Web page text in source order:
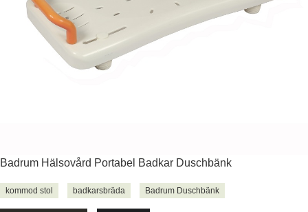
Badrum Hälsovård Portabel Badkar Duschbänk
kommod stol badkarsbräda Badrum Duschbänk